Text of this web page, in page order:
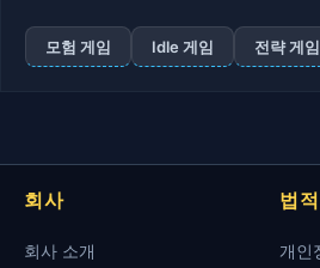
모험 게임 Idle 게임 전략 게임
회사
회사 소개
법적
개인